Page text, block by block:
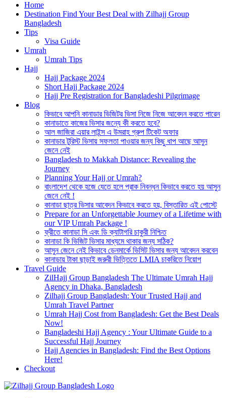
জিলহজ্জ গ্রুপ বাংলাদেশ
Best Hajj Umrah Travel Tour Agent in Bangladesh
Home
Destination Find Your Best Deal with Zilhajj Group
Bangladesh
Tips
Visa Guide
Umrah
Umrah Tips
Hajj
Hajj Package 2024
Short Hajj Package 2024
Hajj Pre Registration for Bangladeshi Pilgrimage
Blog
কিভাবে আপনি কানাডার ভিজিটর ভিসা নিজে নিজে আবেদন করতে পারেন
কানাডাতে কাজের ভিসার জন্যে কী করতে হবে?
আল জাজিরা এয়ার লাইন্স এ উমরাহ গ্রুপ টিকেট অফার
কানাডার টুরিস্ট ভিসায় সফলতা পাওয়ার জন্য কিছু ধাপ আছে আসুন
জেনে নেই
Bangladesh to Makkah Distance: Revealing the
Journey
Planning Your Hajj or Umrah?
বাংলাদেশ থেকে হজে যেতে হলে প্রাক নিবন্ধন কিভাবে করতে হয় আসুন
জেনে নেই !
কানাডা ছাত্র ভিসার আবেদন কিভাবে করতে হয়, বিস্তারিত এই পোস্টে
Prepare for an Unforgettable Journey of a Lifetime with
our VIP Umrah Package !
ফ্রীতে কানাডা সি এবং ডি ক্যাটাগরি চাকুরী নিশ্চিত
কানাডা কি ভিজিট ভিসার মাধ্যমে থাকার জন্য সঠিক?
আসুন জেনে নেই কিভাবে ডেনমার্কে ভিসিট ভিসার জন্য আবেদন করবেন
কানাডায় টাকা ছাড়াই জরুরী ভিত্তিতে LMIA চাকরিতে নিয়োগ
Travel Guide
ZilHajj Group Bangladesh The Ultimate Umrah Hajj
Agency in Dhaka, Bangladesh
Zilhajj Group Bangladesh: Your Trusted Hajj and
Umrah Travel Partner
Umrah Hajj Cost from Bangladesh: Get the Best Deals
Now!
Bangladeshi Hajj Agency : Your Ultimate Guide to a
Successful Hajj Journey
Hajj Agencies in Bangladesh: Find the Best Options
Here!
Checkout